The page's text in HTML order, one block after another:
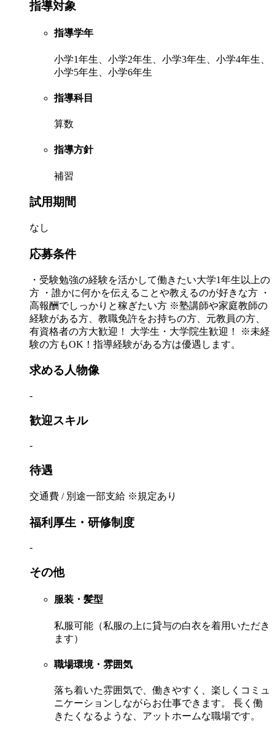
指導対象
指導学年
小学1年生、小学2年生、小学3年生、小学4年生、
小学5年生、小学6年生
指導科目
算数
指導方針
補習
試用期間
なし
応募条件
・受験勉強の経験を活かして働きたい大学1年生以上の
方 ・誰かに何かを伝えることや教えるのが好きな方 ・
高報酬でしっかりと稼ぎたい方 ※塾講師や家庭教師の
経験がある方、教職免許をお持ちの方、元教員の方、
有資格者の方大歓迎！ 大学生・大学院生歓迎！ ※未経
験の方もOK！指導経験がある方は優遇します。
求める人物像
-
歓迎スキル
-
待遇
交通費 / 別途一部支給 ※規定あり
福利厚生・研修制度
-
その他
服装・髪型
私服可能（私服の上に貸与の白衣を着用いただき
ます）
職場環境・雰囲気
落ち着いた雰囲気で、働きやすく、楽しくコミュ
ニケーションしながらお仕事できます。 長く働
きたくなるような、アットホームな職場です。